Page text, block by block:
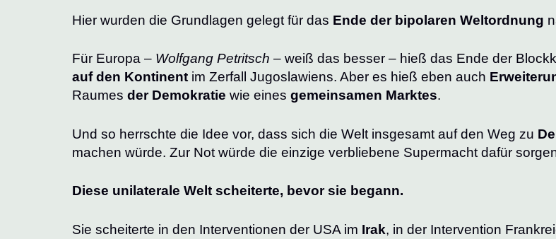
Hier wurden die Grundlagen gelegt für das Ende der bipolaren Weltordnung
Für Europa – Wolfgang Petritsch – weiß das besser – hieß das Ende der
auf den Kontinent im Zerfall Jugoslawiens. Aber es hieß eben auch
Raumes der Demokratie wie eines gemeinsamen Marktes.
Und so herrschte die Idee vor, dass sich die Welt insgesamt auf den Weg zu
machen würde. Zur Not würde die einzige verbliebene Supermacht dafür
Diese unilaterale Welt scheiterte, bevor sie begann.
Sie scheiterte in den Interventionen der USA im Irak, in der Intervention